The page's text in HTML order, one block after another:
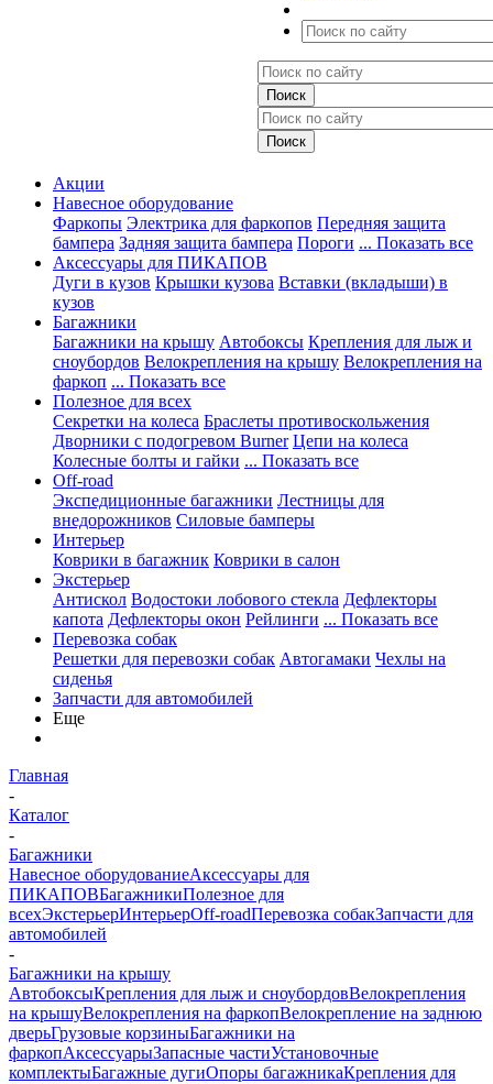
Акции
Навесное оборудование
Фаркопы Электрика для фаркопов Передняя защита
бампера Задняя защита бампера Пороги ... Показать все
Аксессуары для ПИКАПОВ
Дуги в кузов Крышки кузова Вставки (вкладыши) в
кузов
Багажники
Багажники на крышу Автобоксы Крепления для лыж и
сноубордов Велокрепления на крышу Велокрепления на
фаркоп ... Показать все
Полезное для всех
Секретки на колеса Браслеты противоскольжения
Дворники с подогревом Burner Цепи на колеса
Колесные болты и гайки ... Показать все
Off-road
Экспедиционные багажники Лестницы для
внедорожников Силовые бамперы
Интерьер
Коврики в багажник Коврики в салон
Экстерьер
Антискол Водостоки лобового стекла Дефлекторы
капота Дефлекторы окон Рейлинги ... Показать все
Перевозка собак
Решетки для перевозки собак Автогамаки Чехлы на
сиденья
Запчасти для автомобилей
Еще
Главная
-
Каталог
-
Багажники
Навесное оборудованиеАксессуары для
ПИКАПОВБагажникиПолезное для
всехЭкстерьерИнтерьерOff-roadПеревозка собакЗапчасти для
автомобилей
-
Багажники на крышу
АвтобоксыКрепления для лыж и сноубордовВелокрепления
на крышуВелокрепления на фаркопВелокрепление на заднюю
дверьГрузовые корзиныБагажники на
фаркопАксессуарыЗапасные частиУстановочные
комплектыБагажные дугиОпоры багажникаКрепления для